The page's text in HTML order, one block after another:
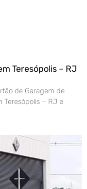
Teresópolis – RJ
de Garagem de
Teresópolis – RJ e